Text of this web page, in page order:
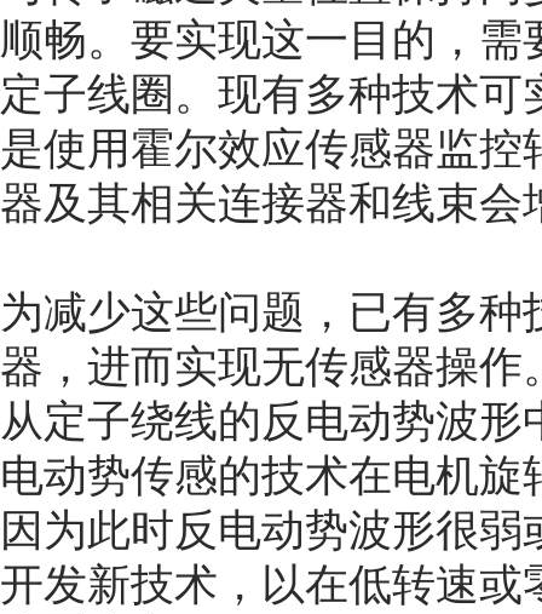
顺畅。要实现这一目的，
定子线圈。现有多种技术
是使用霍尔效应传感器监
器及其相关连接器和线束
为减少这些问题，已有多
器，进而实现无传感器操
从定子绕线的反电动势波
电动势传感的技术在电机
因为此时反电动势波形很
开发新技术，以在低转速